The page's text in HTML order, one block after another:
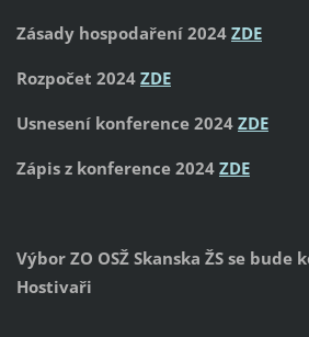
Zásady hospodaření 2024 ZDE
Rozpočet 2024 ZDE
Usnesení konference 2024 ZDE
Zápis z konference 2024 ZDE
Výbor ZO OSŽ Skanska ŽS se bude
Hostivaři